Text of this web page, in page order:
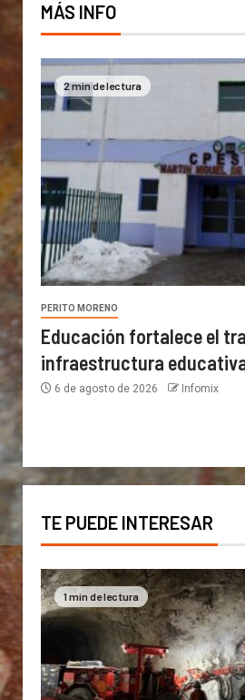
MÁS INFO
2 min de lectura
PERITO MORENO
Educación fortalece el
infraestructura
6 de agosto de 2026 Infomix
TE PUEDE INTERESAR
1 min de lectura